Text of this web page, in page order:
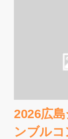
2026広
ンブル